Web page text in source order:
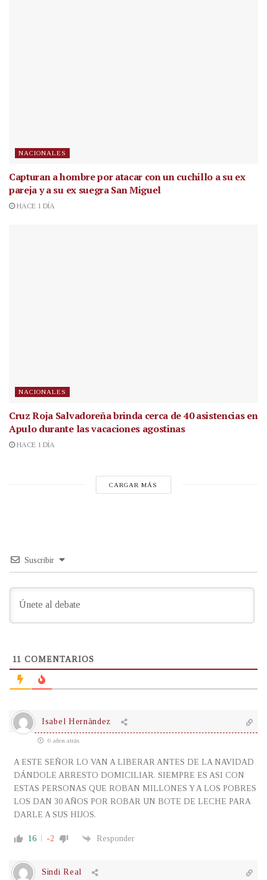
NACIONALES
Capturan a hombre por atacar con un cuchillo a su ex
pareja y a su ex suegra San Miguel
HACE 1 DÍA
NACIONALES
Cruz Roja Salvadoreña brinda cerca de 40 asistencias en
Apulo durante las vacaciones agostinas
HACE 1 DÍA
CARGAR MÁS
Suscribir
11 COMENTARIOS
Isabel Hernàndez
6 años atrás
A ESTE SEÑOR LO VAN A LIBERAR ANTES DE LA NAVIDAD
DÁNDOLE ARRESTO DOMICILIAR. SIEMPRE ES ASI CON
ESTAS PERSONAS QUE ROBAN MILLONES Y A LOS POBRES
LOS DAN 30 AÑOS POR ROBAR UN BOTE DE LECHE PARA
DARLE A SUS HIJOS.
16 -2 Responder
Sindi Real